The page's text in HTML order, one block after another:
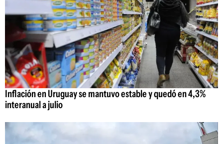
Inflación en Uruguay se mantuvo estable y quedó en 4,3%
interanual a julio